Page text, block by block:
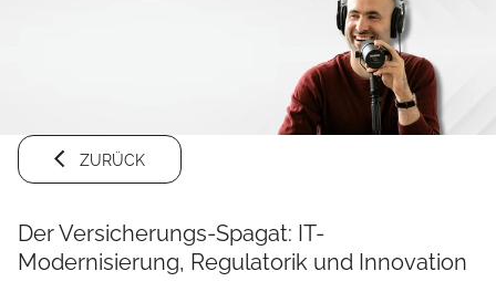
ZURÜCK
Der Versicherungs-Spagat: IT-
Modernisierung, Regulatorik und Innovation